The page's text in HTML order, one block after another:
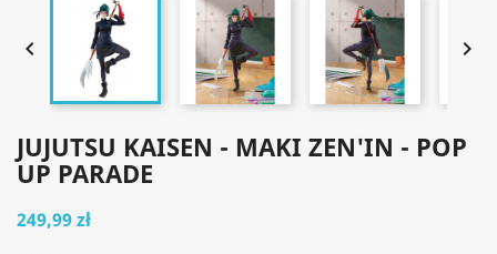
 
JUJUTSU KAISEN - MAKI ZEN'IN - POP
UP PARADE
249,99 zł